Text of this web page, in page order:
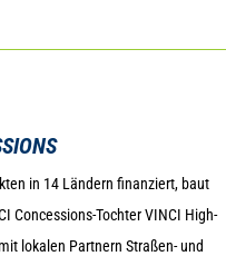
in 14 Län­dern finan­ziert, baut
Con­ces­si­ons-Toch­ter VINCI High­
loka­len Part­nern Stra­ßen- und